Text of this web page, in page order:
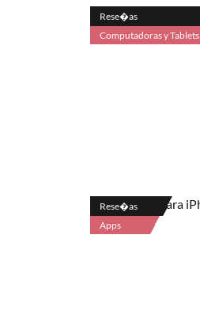
Rese�as
Computadoras y Tablets
Rese�as
Apps